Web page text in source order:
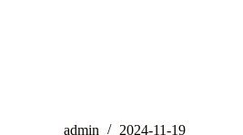
admin 2024-11-19